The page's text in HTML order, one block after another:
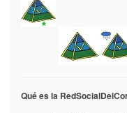
Qué es la